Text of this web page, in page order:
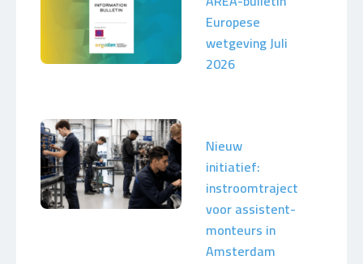
Europese
wetgeving Juli
2026
Nieuw
initiatief:
instroomtraject
voor assistent-
monteurs in
Amsterdam